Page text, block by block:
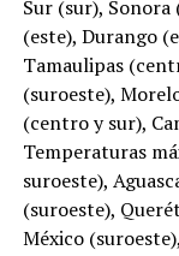
Sur (sur), Sonora
(este), Durango
Tamaulipas
(suroeste),
(centro y sur),
Temperaturas
suroeste),
(suroeste),
México